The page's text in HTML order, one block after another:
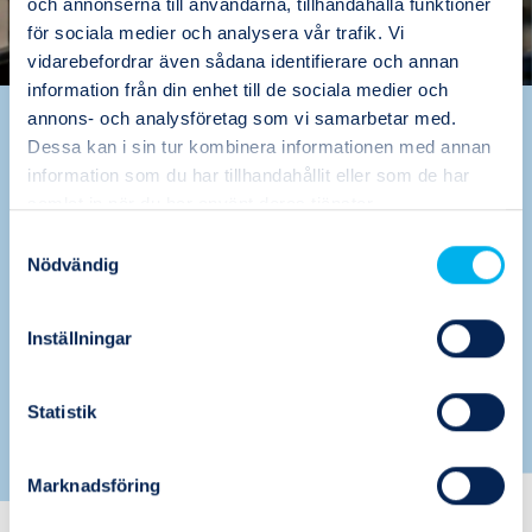
och annonserna till användarna, tillhandahålla funktioner
för sociala medier och analysera vår trafik. Vi
vidarebefordrar även sådana identifierare och annan
information från din enhet till de sociala medier och
annons- och analysföretag som vi samarbetar med.
Dessa kan i sin tur kombinera informationen med annan
information som du har tillhandahållit eller som de har
Nödvändig
Inställningar
Statistik
Marknadsföring
Värdeskapande
problemlösare, det är vi
driftstopp, öka effektiviteten eller skapa
att stärka din verksamhet.
Läs mer om hur vi jobbar